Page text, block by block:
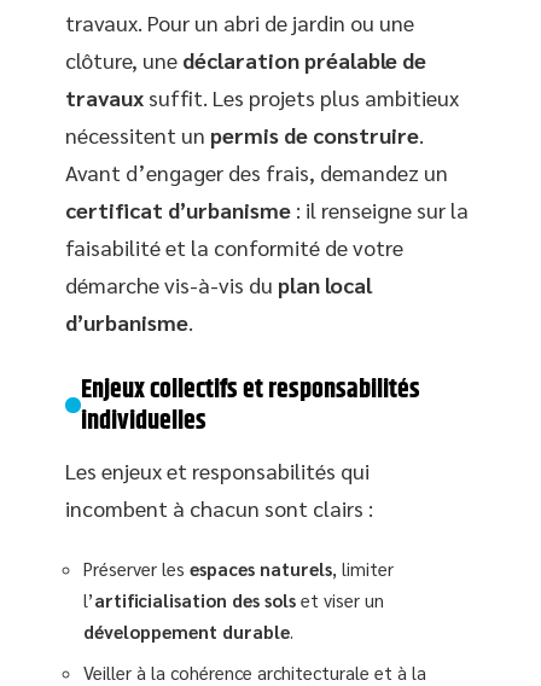
travaux. Pour un abri de jardin ou une
clôture, une déclaration préalable de
travaux suffit. Les projets plus ambitieux
nécessitent un permis de construire.
Avant d’engager des frais, demandez un
certificat d’urbanisme : il renseigne sur la
faisabilité et la conformité de votre
démarche vis-à-vis du plan local
d’urbanisme.
Enjeux collectifs et responsabilités
individuelles
Les enjeux et responsabilités qui
incombent à chacun sont clairs :
Préserver les espaces naturels, limiter
l’artificialisation des sols et viser un
développement durable.
Veiller à la cohérence architecturale et à la